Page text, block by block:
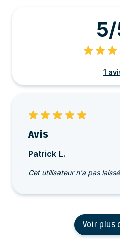
1
Avis
Patrick L.
Cet utilisateur n'a pas
Voir plus